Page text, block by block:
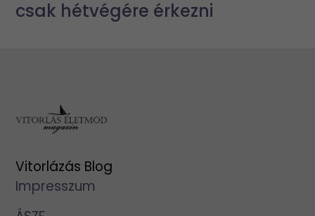
csak hétvégére érkezni
Vitorlázás Blog
Impresszum